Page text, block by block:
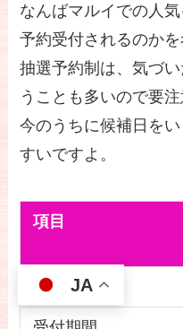
なんばマルイでの人
予約受付されるのか
抽選予約制は、気づ
うことも多いので要注
今のうちに候補日を
すいですよ。
項目
予約方式
JA